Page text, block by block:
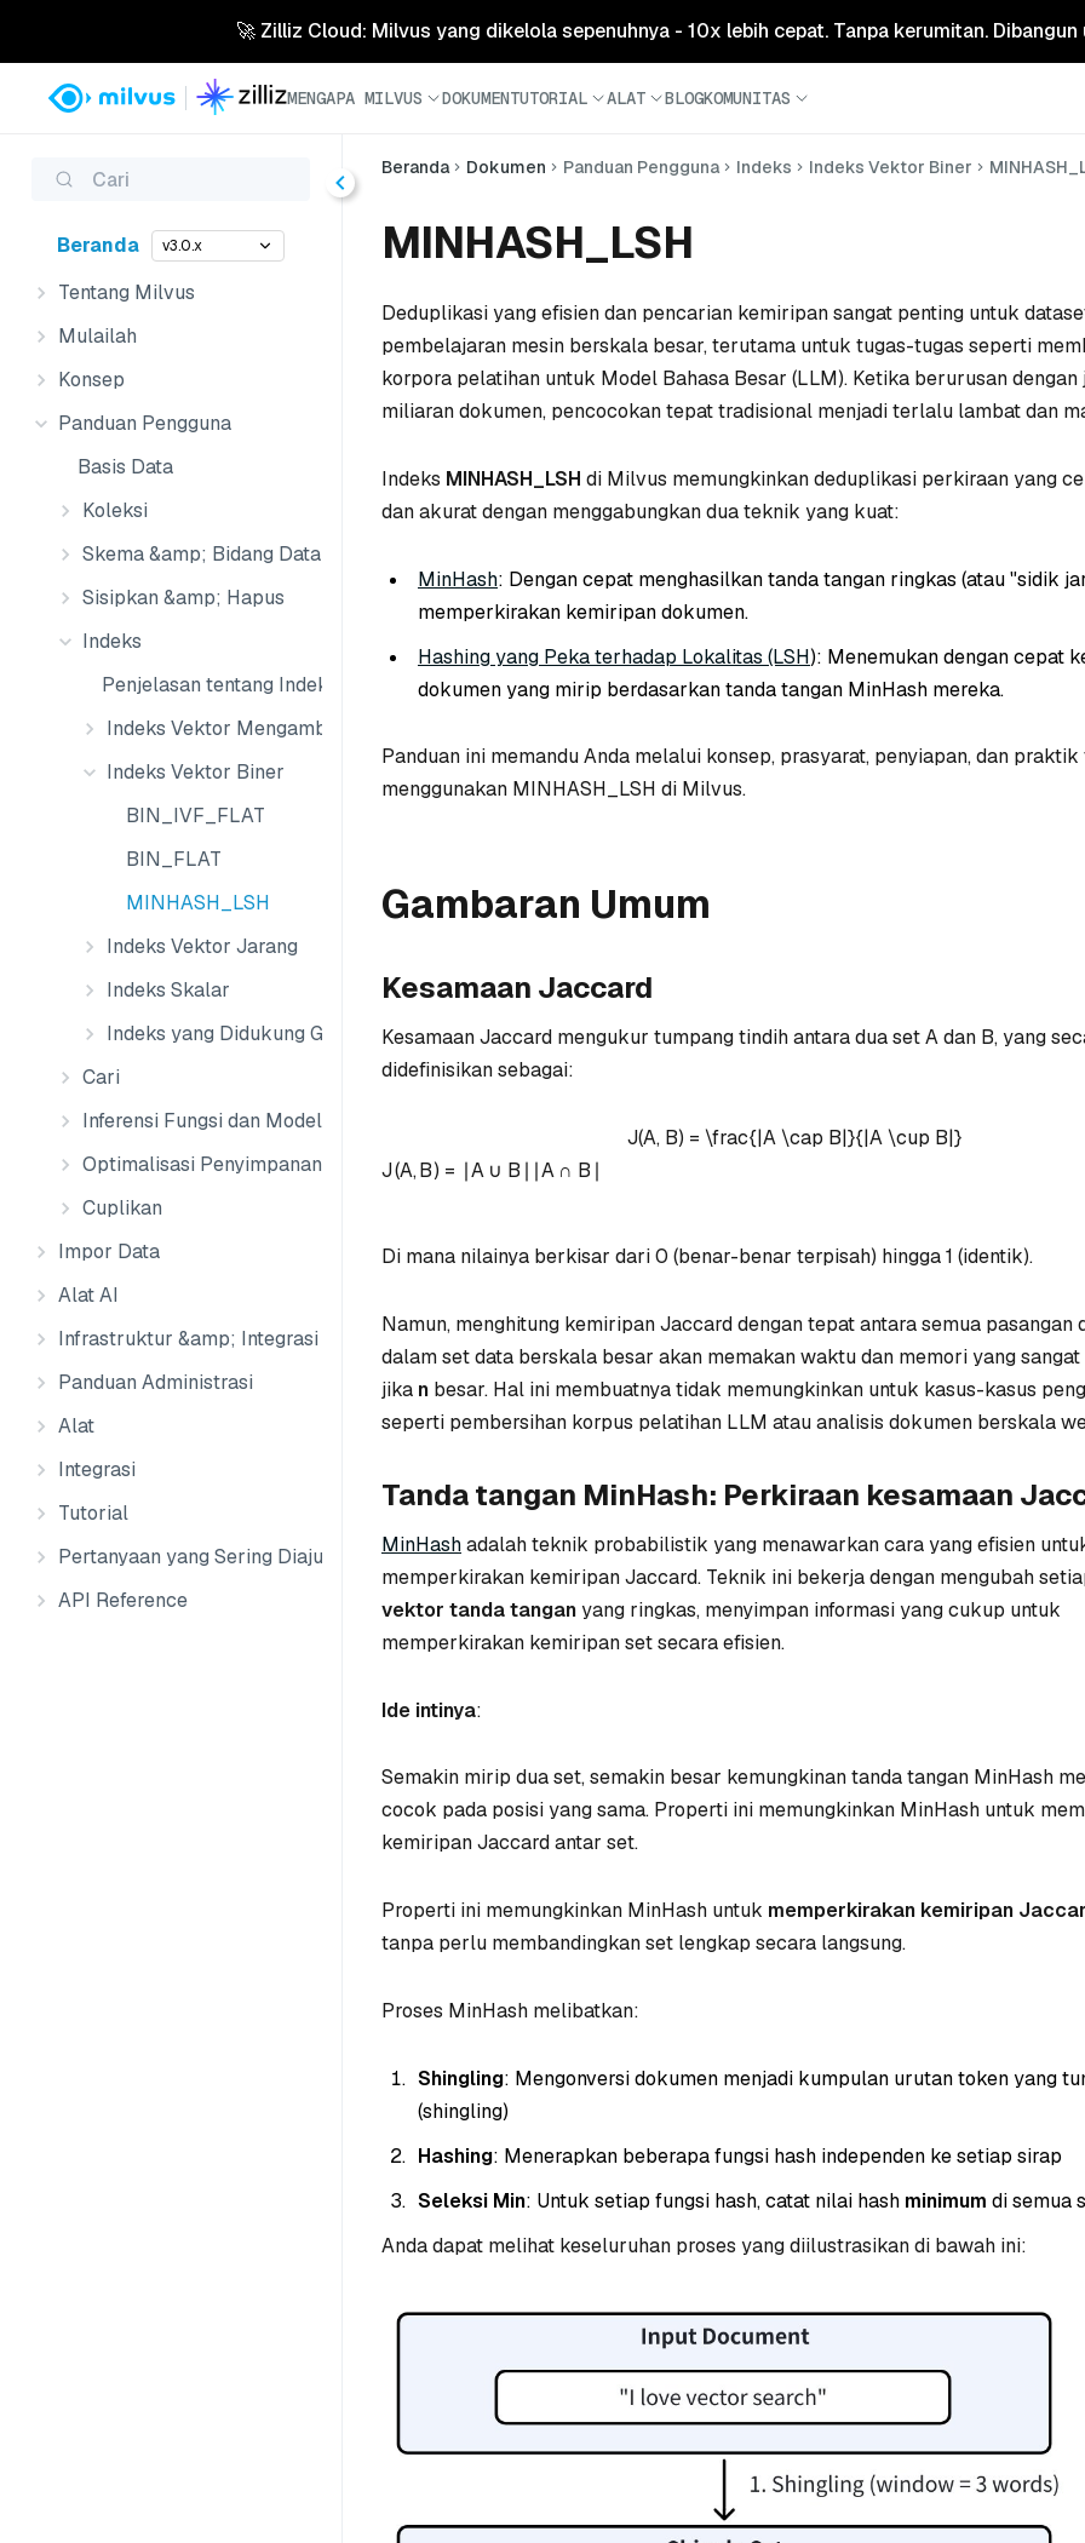
🚀 Zilliz Cloud: Milvus yang dikelola sepenuhnya - 10x lebih cepat. Tanpa kerumitan. Dibangun
MENGAPA MILVUS DOKUMENTUTORIAL ALAT BLOGKOMUNITAS
Cari
Beranda v3.0.x
Tentang Milvus
Mulailah
Konsep
Panduan Pengguna
Basis Data
Koleksi
Skema &amp; Bidang Data
Sisipkan &amp; Hapus
Indeks
Penjelasan tentang Indeks
Indeks Vektor Mengambang
Indeks Vektor Biner
BIN_IVF_FLAT
BIN_FLAT
MINHASH_LSH
Indeks Vektor Jarang
Indeks Skalar
Indeks yang Didukung GPU
Cari
Inferensi Fungsi dan Model
Optimalisasi Penyimpanan
Cuplikan
Impor Data
Alat AI
Infrastruktur &amp; Integrasi Data
Panduan Administrasi
Alat
Integrasi
Tutorial
Pertanyaan yang Sering Diajukan
API Reference
Beranda Dokumen Panduan Pengguna Indeks Indeks Vektor Biner
MINHASH_LSH
Deduplikasi yang efisien dan pencarian kemiripan sangat penting untuk
pembelajaran mesin berskala besar, terutama untuk tugas-tugas seperti
korpora pelatihan untuk Model Bahasa Besar (LLM). Ketika berurusan dengan
miliaran dokumen, pencocokan tepat tradisional menjadi terlalu lambat dan
Indeks MINHASH_LSH di Milvus memungkinkan deduplikasi perkiraan yang
dan akurat dengan menggabungkan dua teknik yang kuat:
MinHash: Dengan cepat menghasilkan tanda tangan ringkas (atau "sidik
memperkirakan kemiripan dokumen.
Hashing yang Peka terhadap Lokalitas (LSH): Menemukan dengan cepat
dokumen yang mirip berdasarkan tanda tangan MinHash mereka.
Panduan ini memandu Anda melalui konsep, prasyarat, penyiapan, dan
menggunakan MINHASH_LSH di Milvus.
Gambaran Umum
Kesamaan Jaccard
Kesamaan Jaccard mengukur tumpang tindih antara dua set A dan B, yang
didefinisikan sebagai:
J(A, B) = \frac{|A \cap B|}{|A \cup B|}
J(A,B) = ∣A ∪ B ∣ ∣A ∩ B ∣
Di mana nilainya berkisar dari 0 (benar-benar terpisah) hingga 1 (identik).
Namun, menghitung kemiripan Jaccard dengan tepat antara semua pasangan
dalam set data berskala besar akan memakan waktu dan memori yang
jika n besar. Hal ini membuatnya tidak memungkinkan untuk kasus-kasus
seperti pembersihan korpus pelatihan LLM atau analisis dokumen berskala
Tanda tangan MinHash: Perkiraan kesamaan
MinHashadalah teknik probabilistik yang menawarkan cara yang efisien
memperkirakan kemiripan Jaccard. Teknik ini bekerja dengan mengubah
vektor tanda tanganyang ringkas, menyimpan informasi yang cukup untuk
memperkirakan kemiripan set secara efisien.
Ide intinya:
Semakin mirip dua set, semakin besar kemungkinan tanda tangan MinHash
cocok pada posisi yang sama. Properti ini memungkinkan MinHash untuk
kemiripan Jaccard antar set.
Properti ini memungkinkan MinHash untuk memperkirakan kemiripan
tanpa perlu membandingkan set lengkap secara langsung.
Proses MinHash melibatkan:
Shingling: Mengonversi dokumen menjadi kumpulan urutan token yang
(shingling)
Hashing: Menerapkan beberapa fungsi hash independen ke setiap sirap
Seleksi Min: Untuk setiap fungsi hash, catat nilai hash minimum di semua
Anda dapat melihat keseluruhan proses yang diilustrasikan di bawah ini: